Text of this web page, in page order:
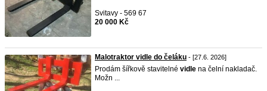
Svitavy - 569 67
20 000 Kč
Malotraktor vidle do čeláku - [27.6. 2026]
Prodám šířkově stavitelné vidle na čelní nakladač.
Možn ...